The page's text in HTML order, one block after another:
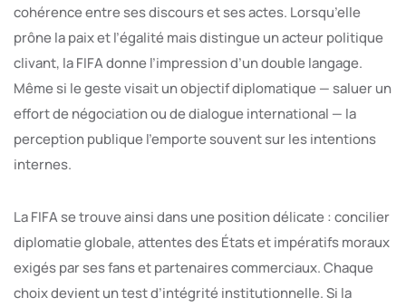
cohérence entre ses discours et ses actes. Lorsqu’elle
prône la paix et l’égalité mais distingue un acteur politique
clivant, la FIFA donne l’impression d’un double langage.
Même si le geste visait un objectif diplomatique — saluer un
effort de négociation ou de dialogue international — la
perception publique l’emporte souvent sur les intentions
internes.
La FIFA se trouve ainsi dans une position délicate : concilier
diplomatie globale, attentes des États et impératifs moraux
exigés par ses fans et partenaires commerciaux. Chaque
choix devient un test d’intégrité institutionnelle. Si la